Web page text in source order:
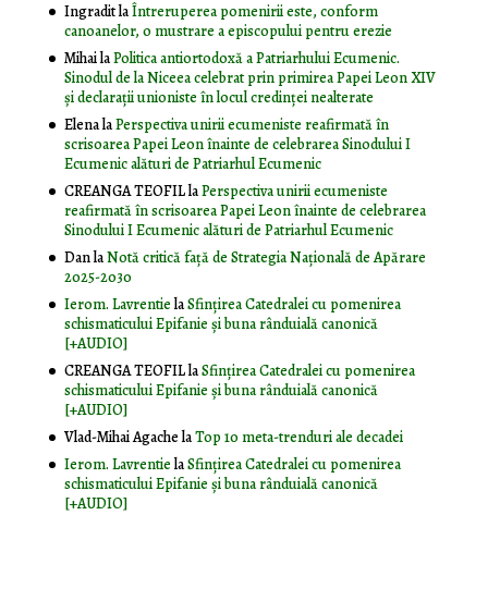
IngraditlaÎntreruperea pomenirii este, conform
canoanelor, o mustrare a episcopului pentru erezie
MihailaPolitica antiortodoxă a Patriarhului Ecumenic.
Sinodul de la Niceea celebrat prin primirea Papei Leon XIV
și declarații unioniste în locul credinței nealterate
ElenalaPerspectiva unirii ecumeniste reafirmată în
scrisoarea Papei Leon înainte de celebrarea Sinodului I
Ecumenic alături de Patriarhul Ecumenic
CREANGA TEOFILlaPerspectiva unirii ecumeniste
reafirmată în scrisoarea Papei Leon înainte de celebrarea
Sinodului I Ecumenic alături de Patriarhul Ecumenic
DanlaNotă critică faţă de Strategia Naţională de Apărare
2025-2030
Ierom. LavrentielaSfințirea Catedralei cu pomenirea
schismaticului Epifanie și buna rânduială canonică
[+AUDIO]
CREANGA TEOFILlaSfințirea Catedralei cu pomenirea
schismaticului Epifanie și buna rânduială canonică
[+AUDIO]
Vlad-Mihai AgachelaTop 10 meta-trenduri ale decadei
Ierom. LavrentielaSfințirea Catedralei cu pomenirea
schismaticului Epifanie și buna rânduială canonică
[+AUDIO]